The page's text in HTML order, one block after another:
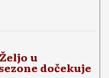
u
dočekuje